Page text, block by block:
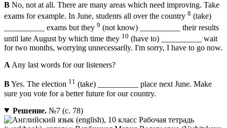
B No, not at all. There are many areas which need improving. Take
exams for example. In June, students all over the country 8 (take)
__________ exams but they 9 (not know) __________ their results
until late August by which time they 10 (have to) __________ wait
for two months, worrying unnecessarily. I'm sorry, I have to go now.
A Any last words for our listeners?
BYes. The election 11 (take) __________ place next June. Make
sure you vote for a better future for our country.
Решение.№7 (с. 78)